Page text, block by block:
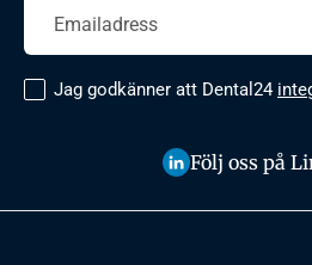
Jag godkänner att Dental24
Följ oss på